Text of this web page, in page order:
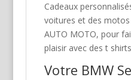
Cadeaux
voitures et des motos
AUTO MOTO, pour
plaisir avec des t
Votre BMW